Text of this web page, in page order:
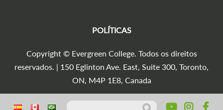
Pesquisar por:
Agencia Marketing Digital
Copyright © Evergreen College. Todos os direitos
reservados. | 150 Eglinton Ave. East, Suite 300, Toronto,
ON, M4P 1E8, Canada
POLÍTICAS